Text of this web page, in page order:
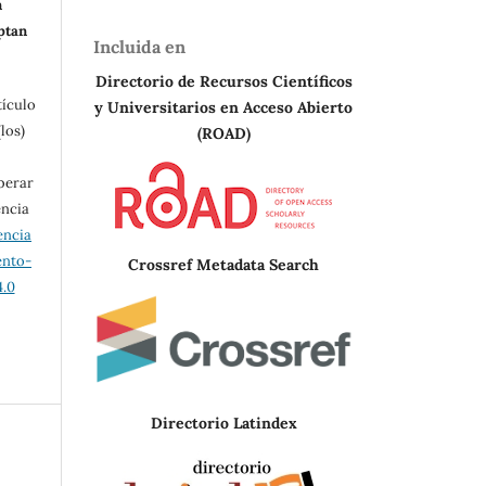
Incluida en
Directorio de Recursos Científicos
y Universitarios en Acceso Abierto
(ROAD)
Crossref Metadata Search
Directorio Latindex